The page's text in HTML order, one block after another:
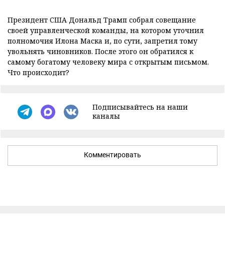
Президент США Дональд Трамп собрал совещание
своей управленческой команды, на котором уточнил
полномочия Илона Маска и, по сути, запретил тому
увольнять чиновников. После этого он обратился к
самому богатому человеку мира с открытым письмом.
Что происходит?
Подписывайтесь на наши
каналы
Комментировать